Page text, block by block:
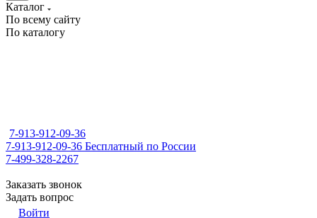
Каталог
По всему сайту
По каталогу
7-913-912-09-36
7-913-912-09-36 Бесплатный по России
7-499-328-2267
Заказать звонок
Задать вопрос
Войти